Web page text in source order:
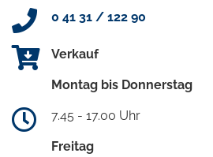
0 41 31 / 122 90
Verkauf
Montag bis Donnerstag
7.45 - 17.00 Uhr
Freitag